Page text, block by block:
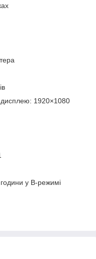
дисплею: 1920×1080
у В-режимі